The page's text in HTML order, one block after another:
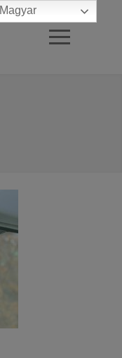
Magyar